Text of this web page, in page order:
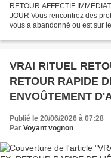
RETOUR AFFECTIF
JOUR Vous rencontrez des
vous a abandonné ou est sur
VRAI RITUEL
RETOUR RAPIDE
ENVOÛTEMENT
Publié le 20/06/2026 à 07:28
Par Voyant vognon